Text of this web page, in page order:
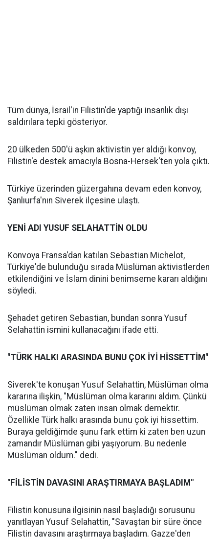
Tüm dünya, İsrail'in Filistin'de yaptığı insanlık dışı
saldırılara tepki gösteriyor.
20 ülkeden 500'ü aşkın aktivistin yer aldığı konvoy,
Filistin'e destek amacıyla Bosna-Hersek'ten yola çıktı.
Türkiye üzerinden güzergahına devam eden konvoy,
Şanlıurfa'nın Siverek ilçesine ulaştı.
YENİ ADI YUSUF SELAHATTİN OLDU
Konvoya Fransa'dan katılan Sebastian Michelot,
Türkiye'de bulunduğu sırada Müslüman aktivistlerden
etkilendiğini ve İslam dinini benimseme kararı aldığını
söyledi.
Şehadet getiren Sebastian, bundan sonra Yusuf
Selahattin ismini kullanacağını ifade etti.
"TÜRK HALKI ARASINDA BUNU ÇOK İYİ HİSSETTİM"
Siverek'te konuşan Yusuf Selahattin, Müslüman olma
kararına ilişkin, "Müslüman olma kararını aldım. Çünkü
müslüman olmak zaten insan olmak demektir.
Özellikle Türk halkı arasında bunu çok iyi hissettim.
Buraya geldiğimde şunu fark ettim ki zaten ben uzun
zamandır Müslüman gibi yaşıyorum. Bu nedenle
Müslüman oldum." dedi.
"FİLİSTİN DAVASINI ARAŞTIRMAYA BAŞLADIM"
Filistin konusuna ilgisinin nasıl başladığı sorusunu
yanıtlayan Yusuf Selahattin, "Savaştan bir süre önce
Filistin davasını araştırmaya başladım. Gazze'den